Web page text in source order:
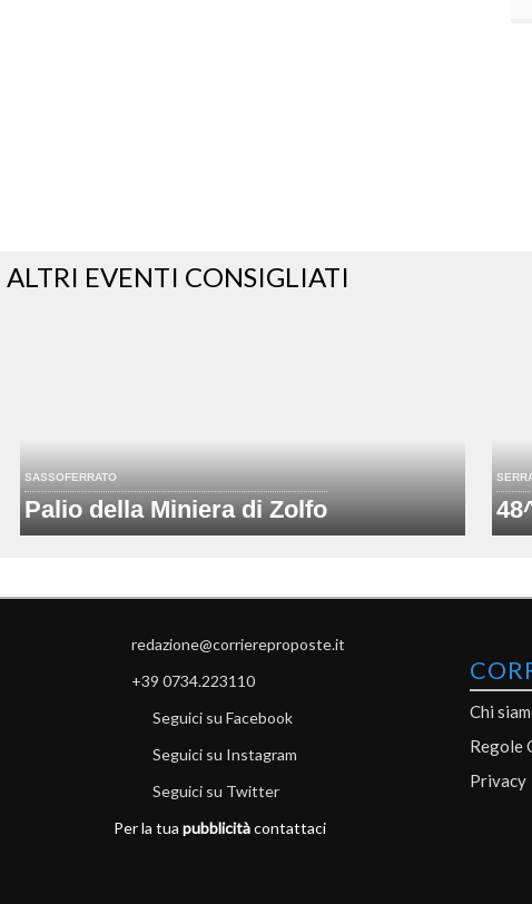
ALTRI EVENTI CONSIGLIATI
SASSOFERRATO
Palio della Miniera di Zolfo
redazione@corriereproposte.it
+39 0734.223110
Seguici su Facebook
Seguici su Instagram
Seguici su Twitter
Per la tua pubblicitàcontattaci
Chi
Regole
Privacy